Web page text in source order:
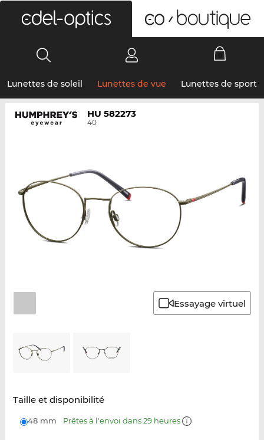
Lunettes de soleil Lunettes de vue Lunettes de sport
HU 582273
40
Essayage virtuel
Taille et disponibilité
48 mm Prêtes à l'envoi dans 29 heures